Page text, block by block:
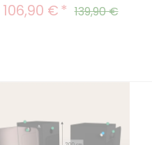
Verkaufspreis:
106,90 € Regulärer Preis:
139,90 €